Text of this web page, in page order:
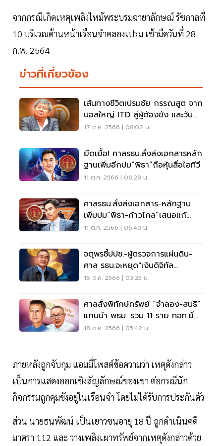
จากกรณีเกิดเหตุเพลิงไหม้พระบรมฉายาลักษณ์ รัชกาลที่
10 บริเวณด้านหน้าเรือนจำคลองเปรม เช้ามืดวันที่ 28
ก.พ. 2564
ข่าวที่เกี่ยวข้อง
เส้นทางชีวิตเปรมชัย กรรณสูต จาก
บอสใหญ่ ITD สู่ผู้ต้องขัง และวัน
แห่งอิสรภาพ
17 ต.ค. 2566 | 08:02 น.
ยืดเยื้อ! ศาลรธน.สั่งส่งเอกสารหลัก
ฐานเพิ่มอีกปม“พิธา”ถือหุ้นสื่อไอทีวี
11 ต.ค. 2566 | 06:28 น.
ศาลรธน.สั่งส่งเอกสาร-หลักฐาน
เพิ่มปม“พิธา-ก้าวไกล”เสนอแก้
ม.112
11 ต.ค. 2566 | 06:49 น.
จตุพรชี้ปปช.-ผู้ตรวจการแผ่นดิน-
ศาล รธน.จะหยุด"เงินดิจิทัล
10000"
16 ต.ค. 2566 | 03:25 น.
ศาลสั่งพิทักษ์ทรัพย์ “จำลอง-สนธิ”
แกนนำ พธม. รวม 11 ราย ทอท.ยื่น
ฟ้องล้มละลาย
18 ต.ค. 2566 | 05:42 น.
ภายหลังถูกจับกุม แอมมี่โพสต์ข้อความว่า เหตุดังกล่าว
เป็นการแสดงออกเชิงสัญลักษณ์ของเขา ต่อกรณีนัก
กิจกรรมถูกคุมขังอยู่ในเรือนจำ โดยไม่ได้รับการประกันตัว
ส่วน นายธนพัฒน์ เป็นเยาวชนอายุ 18 ปี ถูกดำเนินคดี
มาตรา 112 และ วางเพลิงเผาทรัพย์จากเหตุดังกล่าวด้วย